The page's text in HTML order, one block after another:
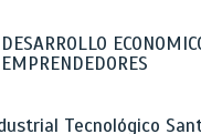
DESARROLLO
EMPRENDEDORES
Tecnológico